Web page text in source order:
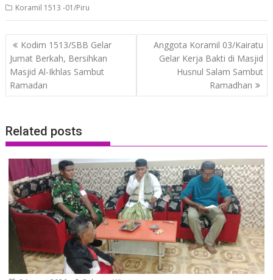
Koramil 1513 -01/Piru
Post
navigation
Kodim 1513/SBB Gelar
Jumat Berkah, Bersihkan
Masjid Al-Ikhlas Sambut
Ramadan
Anggota Koramil 03/Kairatu
Gelar Kerja Bakti di Masjid
Husnul Salam Sambut
Ramadhan
Related posts